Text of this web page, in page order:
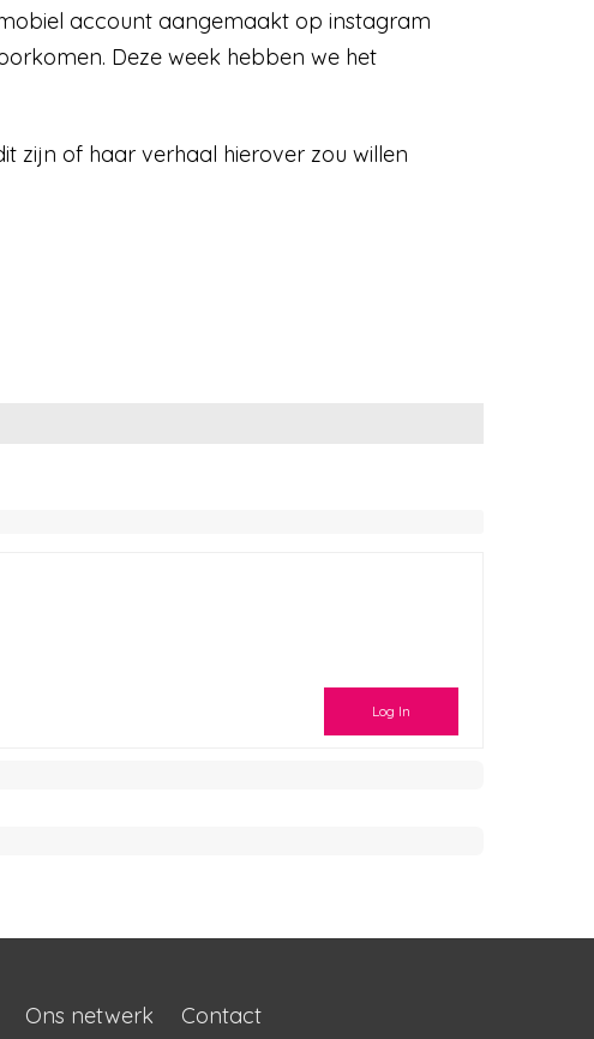
account aangemaakt op instagram
Deze week hebben we het
zijn of haar verhaal hierover zou willen
Log In
Ons netwerk Contact